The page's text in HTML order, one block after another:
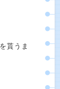
貰うま